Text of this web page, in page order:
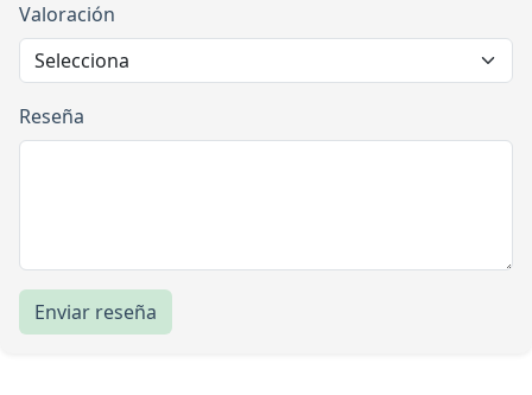
Valoración
Reseña
Enviar reseña